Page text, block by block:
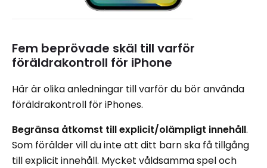
Fem beprövade skäl till varför
föräldrakontroll för iPhone
Här är olika anledningar till varför du bör använda
föräldrakontroll för iPhones.
Begränsa åtkomst till explicit/olämpligt innehåll.
Som förälder vill du inte att ditt barn ska få tillgång
till explicit innehåll. Mycket våldsamma spel och